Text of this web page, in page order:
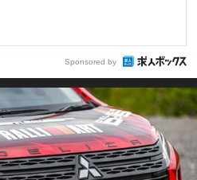
Sponsored by